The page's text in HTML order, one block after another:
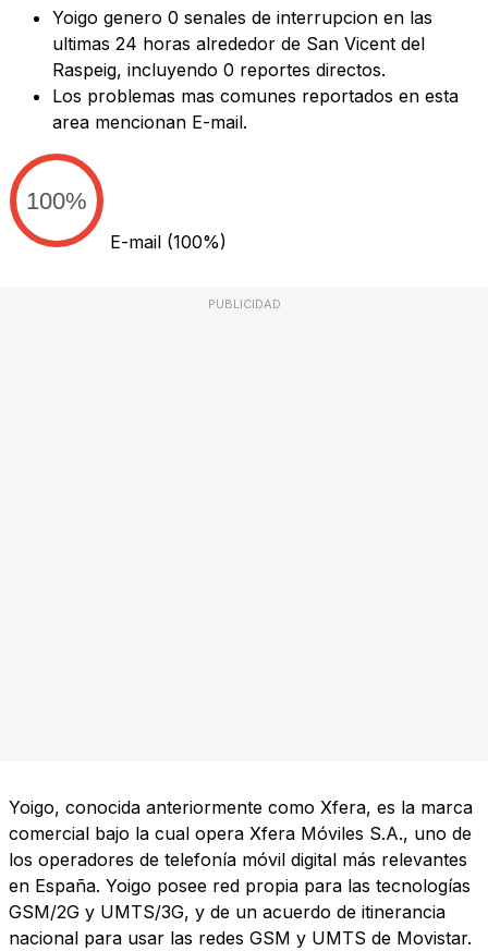
Yoigo genero 0 senales de interrupcion en las
ultimas 24 horas alrededor de San Vicent del
Raspeig, incluyendo 0 reportes directos.
Los problemas mas comunes reportados en esta
area mencionan E-mail.
100%
E-mail (100%)
PUBLICIDAD
Yoigo, conocida anteriormente como Xfera, es la marca
comercial bajo la cual opera Xfera Móviles S.A., uno de
los operadores de telefonía móvil digital más relevantes
en España. Yoigo posee red propia para las tecnologías
GSM/2G y UMTS/3G, y de un acuerdo de itinerancia
nacional para usar las redes GSM y UMTS de Movistar.